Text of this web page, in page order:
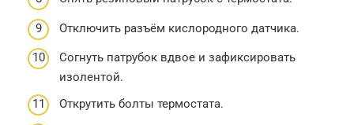
Отключить разъём кислородного датчика.
Согнуть патрубок вдвое и зафиксировать
изолентой.
Открутить болты термостата.